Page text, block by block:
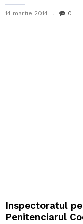
14 martie 2014 0
Inspectoratul
Penitenciarul